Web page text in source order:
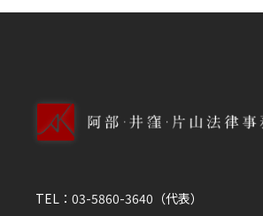
TEL： 03-5860-3640 （代表）